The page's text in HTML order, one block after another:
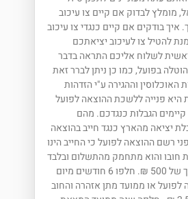
מומלץ לבדוק אם קיים צו עיכוב
איך בודקים אם קיים כנגדי צו עיכוב
להטיל צו לעיכוב יציאתכם
לשלוח אליכם התראה בדבר
בפועל, כמו כן ניתן לברר זאת
וההגירה ע"י הזדהות
היא פנייה ללשכת ההוצאה לפועל
הגבלות כנגדכם. מהם
יציאה מהארץ כנגד חייב בהוצאה
רשם ההוצאה לפועל כי החייב הינו
חובו והוא מתחמק מהתשלום ובלבד
שהחוב עולה על הסך של 500 ₪. חלפו 6 חודשים מיום
או ממועד מתן אזהרה והחוב